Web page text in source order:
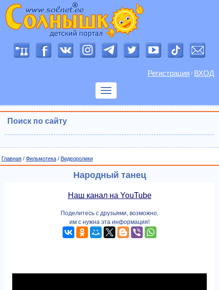
Регистрация / ВХОД
Показать
Поиск по сайту
Главная / Фильмотека / Видеоролики
Народный танец
Наш канал на YouTube
Поделитесь с друзьями, возможно,
им с нужна эта информация!